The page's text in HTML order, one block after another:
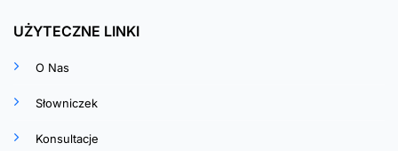
UŻYTECZNE LINKI
O Nas
Słowniczek
Konsultacje